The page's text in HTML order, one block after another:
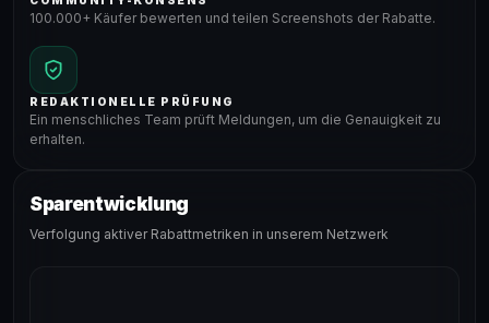
100.000+ Käufer bewerten und teilen Screenshots der Rabatte.
REDAKTIONELLE PRÜFUNG
Ein menschliches Team prüft Meldungen, um die Genauigkeit zu
erhalten.
Sparentwicklung
Verfolgung aktiver Rabattmetriken in unserem Netzwerk